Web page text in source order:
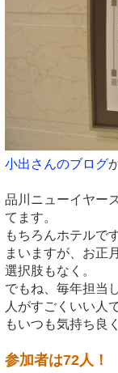
小出さんのブログ
品川ニューイヤー
てます。
もちろんホテルで
まいますが、お正
選択肢もなく。
でもね、毎年担当
人がすごくいい人
もいつも気持ち良
参加者は72人！